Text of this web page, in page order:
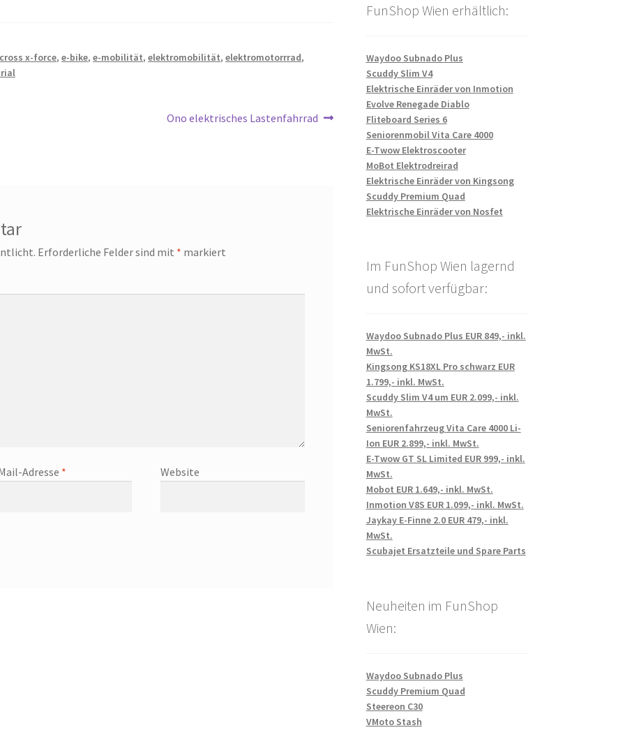
cross x-force,e-bike,e-mobilität,elektromobilität,elektromotorrrad,
Nächster
Ono elektrisches Lastenfahrrad
Erforderliche Felder sind mit * markiert
Adresse * Website
FunShop Wien erhältlich:
Waydoo Subnado Plus
Scuddy Slim V4
Elektrische Einräder von Inmotion
Evolve Renegade Diablo
Fliteboard Series 6
Seniorenmobil Vita Care 4000
E-Twow Elektroscooter
MoBot Elektrodreirad
Elektrische Einräder von Kingsong
Scuddy Premium Quad
Elektrische Einräder von Nosfet
Im FunShop Wien lagernd
und sofort verfügbar:
Waydoo Subnado Plus EUR 849,- inkl.
MwSt.
Kingsong KS18XL Pro schwarz EUR
1.799,- inkl. MwSt.
Scuddy Slim V4 um EUR 2.099,- inkl.
MwSt.
Seniorenfahrzeug Vita Care 4000 Li-
Ion EUR 2.899,- inkl. MwSt.
E-Twow GT SL Limited EUR 999,- inkl.
MwSt.
Mobot EUR 1.649,- inkl. MwSt.
Inmotion V8S EUR 1.099,- inkl. MwSt.
Jaykay E-Finne 2.0 EUR 479,- inkl.
MwSt.
Scubajet Ersatzteile und Spare Parts
Neuheiten im FunShop
Wien:
Waydoo Subnado Plus
Scuddy Premium Quad
Steereon C30
VMoto Stash